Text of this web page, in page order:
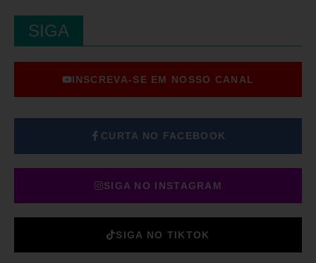
SIGA
INSCREVA-SE EM NOSSO CANAL
CURTA NO FACEBOOK
SIGA NO INSTAGRAM
SIGA NO TIKTOK